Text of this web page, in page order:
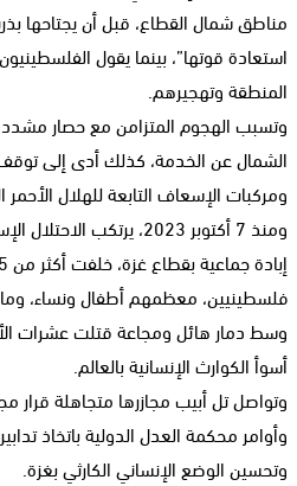
مناطق شمال القطاع، قبل أن يجتاحها
استعادة قوتها”، بينما يقول
المنطقة وتهجيرهم.
وتسبب الهجوم المتزامن مع حصار
الشمال عن الخدمة، كذلك أدى إلى
ومركبات الإسعاف التابعة للهلال
ومنذ 7 أكتوبر 2023،
وسط دمار هائل ومجاعة قتلت عشرات
أسوأ الكوارث الإنسانية بالعالم.
وتواصل تل أبيب مجازرها متجاهلة قرار
وأوامر محكمة العدل الدولية باتخاذ
وتحسين الوضع الإنساني الكارثي بغزة.